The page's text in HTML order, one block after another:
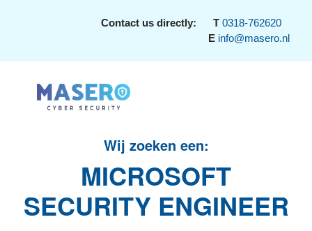
Contact us directly: T 0318-762620
E info@masero.nl
Wij zoeken een:
MICROSOFT
SECURITY ENGINEER